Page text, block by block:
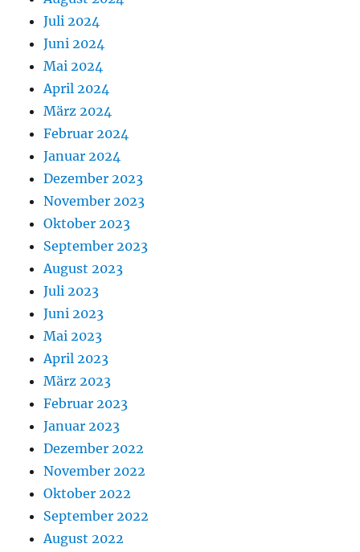
Juli 2024
Juni 2024
Mai 2024
April 2024
März 2024
Februar 2024
Januar 2024
Dezember 2023
November 2023
Oktober 2023
September 2023
August 2023
Juli 2023
Juni 2023
Mai 2023
April 2023
März 2023
Februar 2023
Januar 2023
Dezember 2022
November 2022
Oktober 2022
September 2022
August 2022